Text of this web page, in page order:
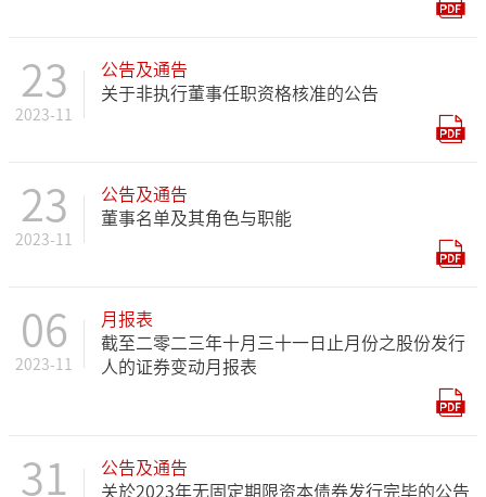
23
2023-11
公告及通告
关于非执行董事任职资格核准的公告
23
2023-11
公告及通告
董事名单及其角色与职能
06
2023-11
月报表
截至二零二三年十月三十一日止月份之股份发行
人的证券变动月报表
31
公告及通告
关於2023年无固定期限资本债券发行完毕的公告